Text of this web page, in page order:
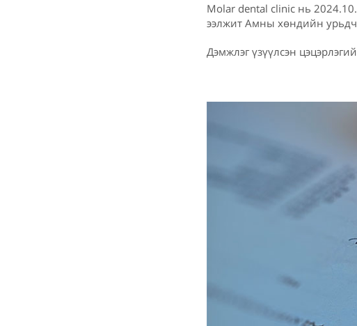
Molar dental clinic нь
ээлжит Амны хөндийн
Дэмжлэг үзүүлсэн